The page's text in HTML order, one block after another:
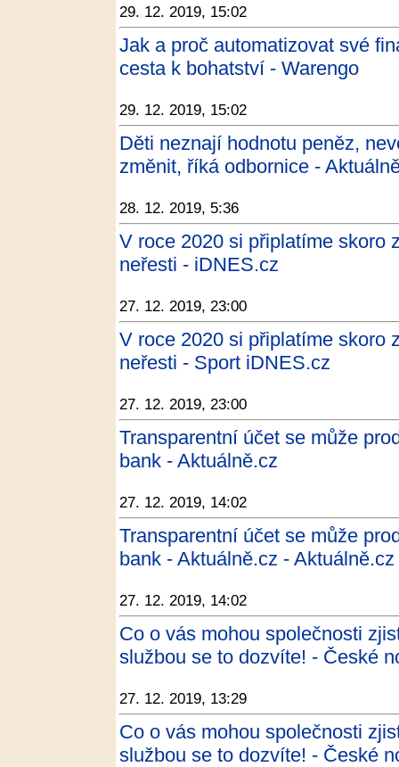
29. 12. 2019, 15:02
Jak a proč automatizovat své
cesta k bohatství - Warengo
29. 12. 2019, 15:02
Děti neznají hodnotu peněz,
změnit, říká odbornice -
28. 12. 2019, 5:36
V roce 2020 si připlatíme skoro
neřesti - iDNES.cz
27. 12. 2019, 23:00
V roce 2020 si připlatíme skoro
neřesti - Sport iDNES.cz
27. 12. 2019, 23:00
Transparentní účet se může
bank - Aktuálně.cz
27. 12. 2019, 14:02
Transparentní účet se může
bank - Aktuálně.cz - Aktuálně.cz
27. 12. 2019, 14:02
Co o vás mohou společnosti
službou se to dozvíte! - České
27. 12. 2019, 13:29
Co o vás mohou společnosti
službou se to dozvíte! - České